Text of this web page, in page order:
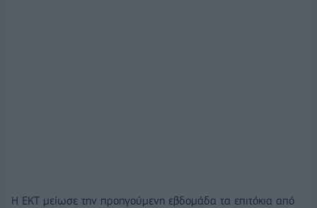
Η ΕΚΤ μείωσε την προηγούμενη εβδομάδα τα επιτόκια από